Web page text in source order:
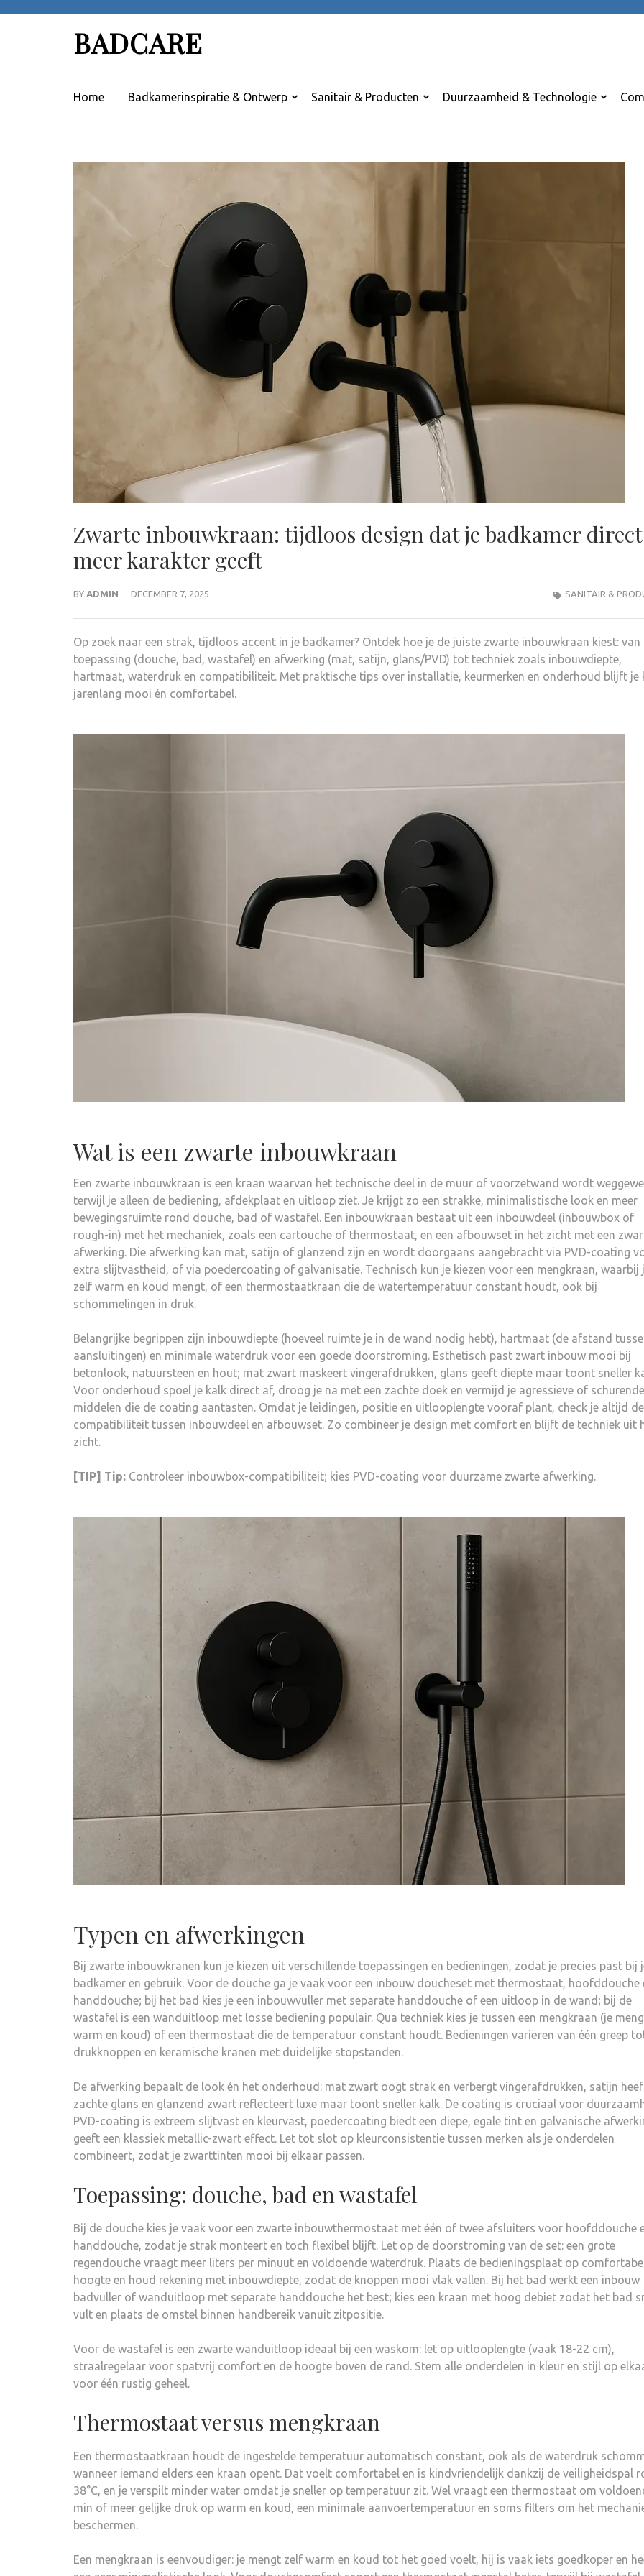
BADCARE
Home Badkamerinspiratie & Ontwerp Sanitair & Producten Duurzaamheid & Technologie
Zwarte inbouwkraan: tijdloos design dat je badkamer direct
meer karakter geeft
BY ADMIN DECEMBER 7, 2025 SANITAIR &
Op zoek naar een strak, tijdloos accent in je badkamer? Ontdek hoe je de juiste zwarte inbouwkraan kiest: van
toepassing (douche, bad, wastafel) en afwerking (mat, satijn, glans/PVD) tot techniek zoals inbouwdiepte,
hartmaat, waterdruk en compatibiliteit. Met praktische tips over installatie, keurmerken en onderhoud blijft je
jarenlang mooi én comfortabel.
Wat is een zwarte inbouwkraan
Een zwarte inbouwkraan is een kraan waarvan het technische deel in de muur of voorzetwand wordt
terwijl je alleen de bediening, afdekplaat en uitloop ziet. Je krijgt zo een strakke, minimalistische look en meer
bewegingsruimte rond douche, bad of wastafel. Een inbouwkraan bestaat uit een inbouwdeel (inbouwbox of
rough-in) met het mechaniek, zoals een cartouche of thermostaat, en een afbouwset in het zicht met een
afwerking. Die afwerking kan mat, satijn of glanzend zijn en wordt doorgaans aangebracht via PVD-coating
extra slijtvastheid, of via poedercoating of galvanisatie. Technisch kun je kiezen voor een mengkraan, waarbij
zelf warm en koud mengt, of een thermostaatkraan die de watertemperatuur constant houdt, ook bij
schommelingen in druk.
Belangrijke begrippen zijn inbouwdiepte (hoeveel ruimte je in de wand nodig hebt), hartmaat (de afstand
aansluitingen) en minimale waterdruk voor een goede doorstroming. Esthetisch past zwart inbouw mooi bij
betonlook, natuursteen en hout; mat zwart maskeert vingerafdrukken, glans geeft diepte maar toont sneller
Voor onderhoud spoel je kalk direct af, droog je na met een zachte doek en vermijd je agressieve of schurende
middelen die de coating aantasten. Omdat je leidingen, positie en uitlooplengte vooraf plant, check je altijd de
compatibiliteit tussen inbouwdeel en afbouwset. Zo combineer je design met comfort en blijft de techniek uit
zicht.
[TIP] Tip: Controleer inbouwbox-compatibiliteit; kies PVD-coating voor duurzame zwarte afwerking.
Typen en afwerkingen
Bij zwarte inbouwkranen kun je kiezen uit verschillende toepassingen en bedieningen, zodat je precies past bij
badkamer en gebruik. Voor de douche ga je vaak voor een inbouw doucheset met thermostaat, hoofddouche
handdouche; bij het bad kies je een inbouwvuller met separate handdouche of een uitloop in de wand; bij de
wastafel is een wanduitloop met losse bediening populair. Qua techniek kies je tussen een mengkraan (je
warm en koud) of een thermostaat die de temperatuur constant houdt. Bedieningen variëren van één greep
drukknoppen en keramische kranen met duidelijke stopstanden.
De afwerking bepaalt de look én het onderhoud: mat zwart oogt strak en verbergt vingerafdrukken, satijn
zachte glans en glanzend zwart reflecteert luxe maar toont sneller kalk. De coating is cruciaal voor
PVD-coating is extreem slijtvast en kleurvast, poedercoating biedt een diepe, egale tint en galvanische
geeft een klassiek metallic-zwart effect. Let tot slot op kleurconsistentie tussen merken als je onderdelen
combineert, zodat je zwarttinten mooi bij elkaar passen.
Toepassing: douche, bad en wastafel
Bij de douche kies je vaak voor een zwarte inbouwthermostaat met één of twee afsluiters voor hoofddouche
handdouche, zodat je strak monteert en toch flexibel blijft. Let op de doorstroming van de set: een grote
regendouche vraagt meer liters per minuut en voldoende waterdruk. Plaats de bedieningsplaat op
hoogte en houd rekening met inbouwdiepte, zodat de knoppen mooi vlak vallen. Bij het bad werkt een inbouw
badvuller of wanduitloop met separate handdouche het best; kies een kraan met hoog debiet zodat het bad
vult en plaats de omstel binnen handbereik vanuit zitpositie.
Voor de wastafel is een zwarte wanduitloop ideaal bij een waskom: let op uitlooplengte (vaak 18-22 cm),
straalregelaar voor spatvrij comfort en de hoogte boven de rand. Stem alle onderdelen in kleur en stijl op
voor één rustig geheel.
Thermostaat versus mengkraan
Een thermostaatkraan houdt de ingestelde temperatuur automatisch constant, ook als de waterdruk
wanneer iemand elders een kraan opent. Dat voelt comfortabel en is kindvriendelijk dankzij de veiligheidspal
38°C, en je verspilt minder water omdat je sneller op temperatuur zit. Wel vraagt een thermostaat om
min of meer gelijke druk op warm en koud, een minimale aanvoertemperatuur en soms filters om het
beschermen.
Een mengkraan is eenvoudiger: je mengt zelf warm en koud tot het goed voelt, hij is vaak iets goedkoper en